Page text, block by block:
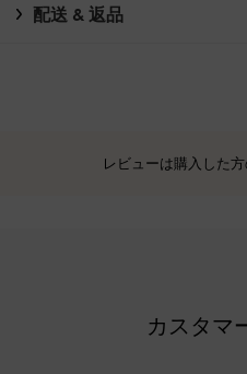
配送 & 返品
レビューは購入した
カスタマ